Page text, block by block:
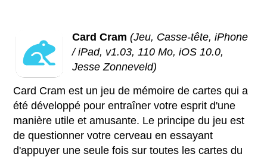
Card Cram (Jeu, Casse-tête, iPhone
/ iPad, v1.03, 110 Mo, iOS 10.0,
Jesse Zonneveld)
Card Cram est un jeu de mémoire de cartes qui a
été développé pour entraîner votre esprit d'une
manière utile et amusante. Le principe du jeu est
de questionner votre cerveau en essayant
d'appuyer une seule fois sur toutes les cartes du